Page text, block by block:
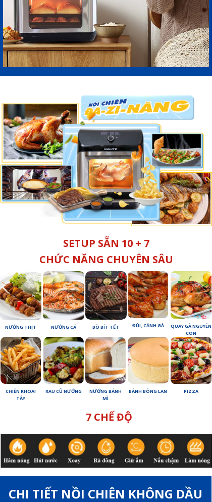
SETUP SẴN 10 + 7
CHỨC NĂNG CHUYÊN SÂU
CHIÊN KHOAI
TÂY
NƯỚNG THỊT NƯỚNG CÁ BÒ BÍT TẾT
PIZZA
ĐÙI, CÁNH GÀ
NƯỚNG BÁNH
MÌ
QUAY GÀ NGUYÊN
CON
RAU CỦ NƯỚNG BÁNH BÔNG LAN
7 CHẾ ĐỘ
CHI TIẾT NỒI CHIÊN KHÔNG DẦU